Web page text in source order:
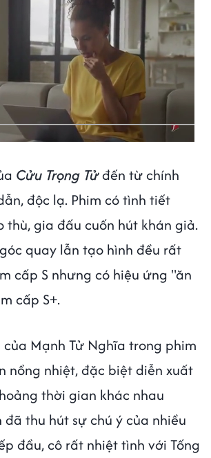
Cửu Trọng Tửđến từ chính
độc lạ. Phim có tình tiết
thù, gia đấu cuốn hút khán giả.
quay lẫn tạo hình đều rất
cấp S nhưng có hiệu ứng "ăn
cấp S+.
Mạnh Tử Nghĩa trong phim
nồng nhiệt, đặc biệt diễn xuất
thời gian khác nhau
thu hút sự chú ý của nhiều
đầu, cô rất nhiệt tình với Tống